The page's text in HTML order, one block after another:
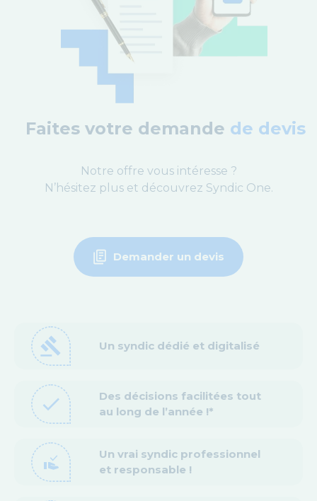
Faites votre demande de devis
Notre offre vous intéresse ?
N’hésitez plus et découvrez Syndic One.
Demander un devis
gavel Un syndic dédié et digitalisé
check
Des décisions facilitées tout
au long de l’année !*
approval_delegation
Un vrai syndic professionnel
et responsable !